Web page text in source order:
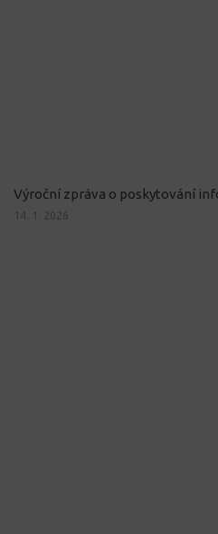
Výroční zpráva o poskytování
14. 1. 2026